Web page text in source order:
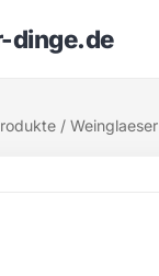
dinge.de
/ Weinglaeser